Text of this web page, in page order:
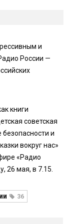
и
России —
книги
советская
и
вокруг нас»
«Радио
26 мая, в 7.15.
36